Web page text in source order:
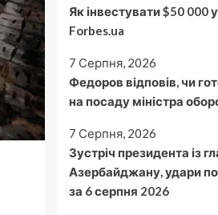
Як інвестувати $50 000
Forbes.ua
7 Серпня, 2026
Федоров відповів, чи
на посаду міністра
7 Серпня, 2026
Зустріч президента із
Азербайджану, удари по
за 6 серпня 2026